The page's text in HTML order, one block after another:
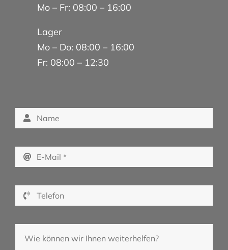
Mo – Fr: 08:00 – 16:00
Lager
Mo – Do: 08:00 – 16:00
Fr: 08:00 – 12:30